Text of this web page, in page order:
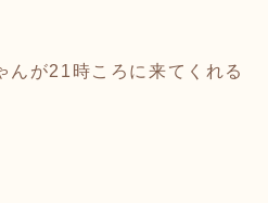
んが21時ころに来てくれる